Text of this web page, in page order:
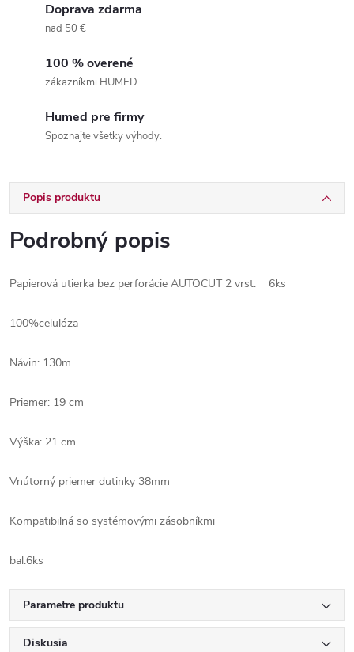
Doprava zdarma
nad 50 €
100 % overené
zákazníkmi HUMED
Humed pre firmy
Spoznajte všetky výhody.
Popis produktu
Podrobný popis
Papierová utierka bez perforácie AUTOCUT 2 vrst. 6ks
100%celulóza
Návin: 130m
Priemer: 19 cm
Výška: 21 cm
Vnútorný priemer dutinky 38mm
Kompatibilná so systémovými zásobníkmi
bal.6ks
Parametre produktu
Diskusia